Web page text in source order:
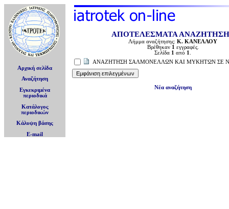
Αρχική σελίδα
Αναζήτηση
Εγκεκριμένα
περιοδικά
Κατάλογος
περιοδικών
Κάλυψη βάσης
E-mail
ΑΠΟΤΕΛΕΣΜΑΤΑ
Λήμμα αναζήτησης: Κ. ΚΑΝΕΛΛΟΥ
Βρέθηκαν 1 εγγραφές.
Σελίδα 1 από 1
ΑΝΑΖΗΤΗΣΗ ΣΑΛΜΟΝΕΛΛΩΝ ΚΑΙ ΜΥΚΗΤΩΝ ΣΕ
Νέα αναζήτηση